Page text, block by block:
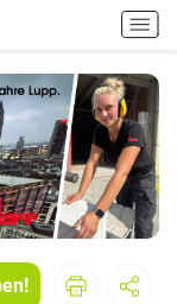
H
a
u
p
t
m
e
n
ü
i